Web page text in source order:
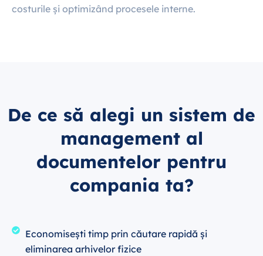
costurile și optimizând procesele interne.
De ce să alegi un sistem de
management al
documentelor pentru
compania ta?
Economisești timp prin căutare rapidă și
eliminarea arhivelor fizice